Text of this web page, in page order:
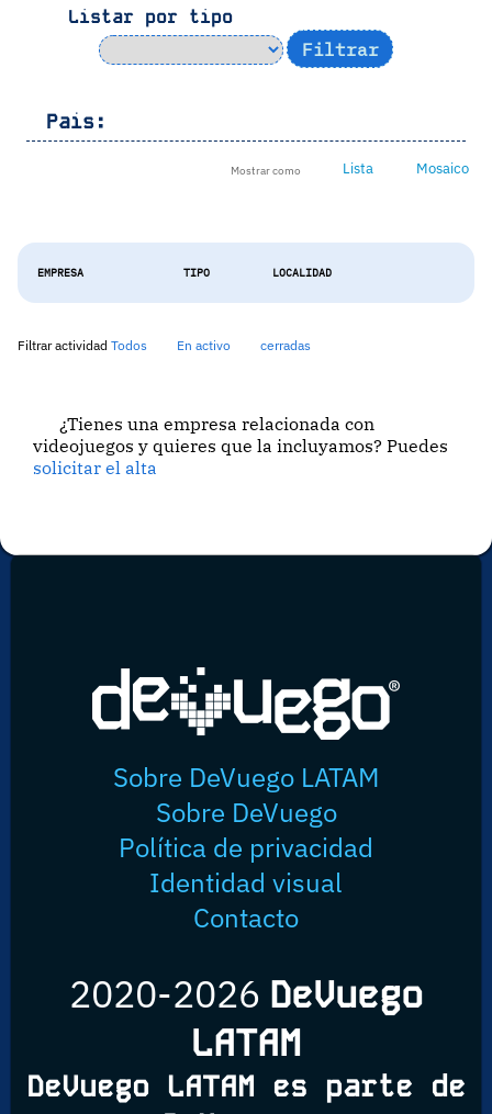
Listar por tipo
Pais:
Mostrar como Lista Mosaico
EMPRESA TIPO LOCALIDAD
Filtrar actividad Todos En activo cerradas
¿Tienes una empresa relacionada con
videojuegos y quieres que la incluyamos? Puedes
solicitar el alta
Sobre DeVuego LATAM
Sobre DeVuego
Política de privacidad
Identidad visual
Contacto
2020-2026 DeVuego
LATAM
DeVuego LATAM es parte de